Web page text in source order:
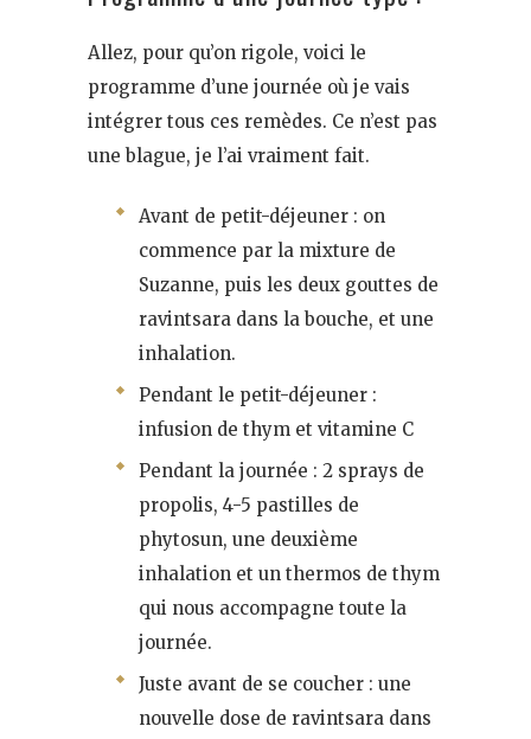
Allez, pour qu’on rigole, voici le
programme d’une journée où je vais
intégrer tous ces remèdes. Ce n’est pas
une blague, je l’ai vraiment fait.
Avant de petit-déjeuner : on
commence par la mixture de
Suzanne, puis les deux gouttes de
ravintsara dans la bouche, et une
inhalation.
Pendant le petit-déjeuner :
infusion de thym et vitamine C
Pendant la journée : 2 sprays de
propolis, 4-5 pastilles de
phytosun, une deuxième
inhalation et un thermos de thym
qui nous accompagne toute la
journée.
Juste avant de se coucher : une
nouvelle dose de ravintsara dans